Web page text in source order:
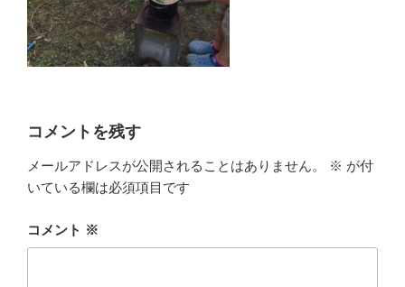
コメントを残す
メールアドレスが公開されることはありません。 ※ が付
いている欄は必須項目です
コメント ※